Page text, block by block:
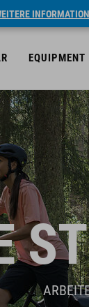
EQUIPMENT